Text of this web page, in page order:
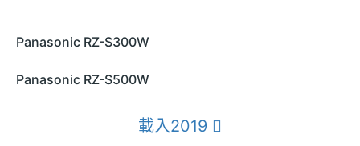
Panasonic RZ-S300W
Panasonic RZ-S500W
載入2019